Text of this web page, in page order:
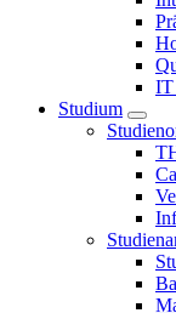
IT
Studium